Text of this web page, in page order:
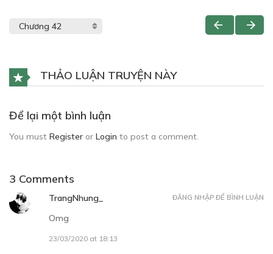
THẢO LUẬN TRUYỆN NÀY
Để lại một bình luận
You must Register or Login to post a comment.
3 Comments
TrangNhung_
Omg
23/03/2020 at 18:13
ĐĂNG NHẬP ĐỂ BÌNH LUẬN